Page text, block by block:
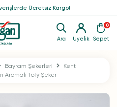
Ara Üyelik
0
Sepet
Ücretsiz Kargo!
Bayram Şekerleri
Kent
Aromalı Tofy Şeker